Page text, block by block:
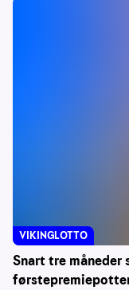
Snart tre måneder
VIKINGLOTTO